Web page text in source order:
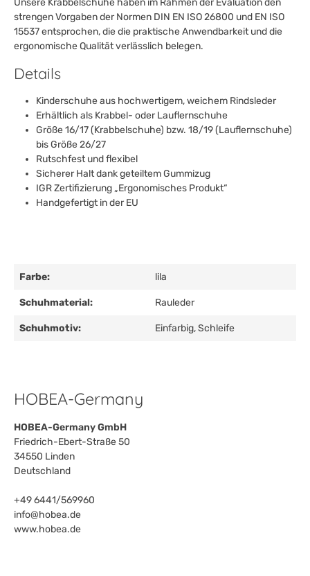
strengen Vorgaben der Normen DIN EN ISO 26800 und EN ISO
15537 entsprochen, die die praktische Anwendbarkeit und die
ergonomische Qualität verlässlich belegen.
Details
Kinderschuhe aus hochwertigem, weichem Rindsleder
Erhältlich als Krabbel- oder Lauflernschuhe
Größe 16/17 (Krabbelschuhe) bzw. 18/19 (Lauflernschuhe)
bis Größe 26/27
Rutschfest und flexibel
Sicherer Halt dank geteiltem Gummizug
IGR Zertifizierung „Ergonomisches Produkt“
Handgefertigt in der EU
Farbe: lila
Schuhmaterial: Rauleder
Schuhmotiv: Einfarbig, Schleife
HOBEA-Germany
HOBEA-Germany GmbH
Friedrich-Ebert-Straße 50
34550 Linden
Deutschland
+49 6441/569960
info@hobea.de
www.hobea.de